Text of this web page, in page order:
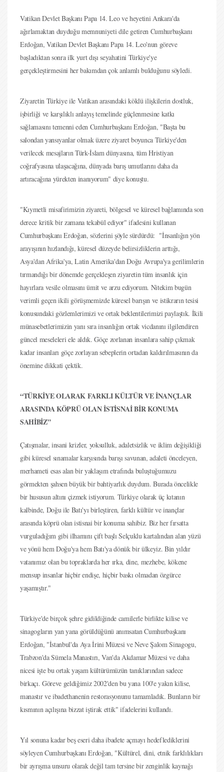
Vatikan Devlet Başkanı Papa 14. Leo ve heyetini Ankara'da
ağırlamaktan duyduğu memnuniyeti dile getiren Cumhurbaşkanı
Erdoğan, Vatikan Devlet Başkanı Papa 14. Leo'nun göreve
başladıktan sonra ilk yurt dışı seyahatini Türkiye'ye
gerçekleştirmesini her bakımdan çok anlamlı bulduğunu söyledi.
Ziyaretin Türkiye ile Vatikan arasındaki köklü ilişkilerin dostluk,
işbirliği ve karşılıklı anlayış temelinde güçlenmesine katkı
sağlamasını temenni eden Cumhurbaşkanı Erdoğan, "Başta bu
salondan yansıyanlar olmak üzere ziyaret boyunca Türkiye'den
verilecek mesajların Türk-İslam dünyasına, tüm Hristiyan
coğrafyasına ulaşacağına, dünyada barış umutlarını daha da
artıracağına yürekten inanıyorum" diye konuştu.
"Kıymetli misafirimizin ziyareti, bölgesel ve küresel bağlamında son
derece kritik bir zamana tekabül ediyor" ifadesini kullanan
Cumhurbaşkanı Erdoğan, sözlerini şöyle sürdürdü: "İnsanlığın yön
arayışının hızlandığı, küresel düzeyde belirsizliklerin arttığı,
Asya'dan Afrika'ya, Latin Amerika'dan Doğu Avrupa'ya gerilimlerin
tırmandığı bir dönemde gerçekleşen ziyaretin tüm insanlık için
hayırlara vesile olmasını ümit ve arzu ediyorum. Nitekim bugün
verimli geçen ikili görüşmemizde küresel barışın ve istikrarın tesisi
konusundaki gözlemlerimizi ve ortak beklentilerimizi paylaştık. İkili
münasebetlerimizin yanı sıra insanlığın ortak vicdanını ilgilendiren
güncel meseleleri ele aldık. Göçe zorlanan insanlara sahip çıkmak
kadar insanları göçe zorlayan sebeplerin ortadan kaldırılmasının da
önemine dikkati çektik.
“TÜRKİYE OLARAK FARKLI KÜLTÜR VE İNANÇLAR
ARASINDA KÖPRÜ OLAN İSTİSNAİ BİR KONUMA
SAHİBİZ”
Çatışmalar, insani krizler, yoksulluk, adaletsizlik ve iklim değişikliği
gibi küresel sınamalar karşısında barışı savunan, adaleti önceleyen,
merhameti esas alan bir yaklaşım etrafında buluştuğumuzu
görmekten şahsen büyük bir bahtiyarlık duydum. Burada öncelikle
bir hususun altını çizmek istiyorum. Türkiye olarak üç kıtanın
kalbinde, Doğu ile Batı'yı birleştiren, farklı kültür ve inançlar
arasında köprü olan istisnai bir konuma sahibiz. Biz her fırsatta
vurguladığım gibi ilhamını çift başlı Selçuklu kartalından alan yüzü
ve yönü hem Doğu'ya hem Batı'ya dönük bir ülkeyiz. Bin yıldır
vatanımız olan bu topraklarda her ırka, dine, mezhebe, kökene
mensup insanlar hiçbir endişe, hiçbir baskı olmadan özgürce
yaşamıştır."
Türkiye'de birçok şehre gidildiğinde camilerle birlikte kilise ve
sinagogların yan yana görüldüğünü anımsatan Cumhurbaşkanı
Erdoğan, "İstanbul'da Aya İrini Müzesi ve Neve Şalom Sinagogu,
Trabzon'da Sümela Manastırı, Van'da Akdamar Müzesi ve daha
nicesi işte bu ortak yaşam kültürümüzün tanıklarından sadece
birkaçı. Göreve geldiğimiz 2002'den bu yana 100'e yakın kilise,
manastır ve ibadethanenin restorasyonunu tamamladık. Bunların bir
kısmının açılışına bizzat iştirak ettik" ifadelerini kullandı.
Yıl sonuna kadar beş eseri daha ibadete açmayı hedeflediklerini
söyleyen Cumhurbaşkanı Erdoğan, "Kültürel, dini, etnik farklılıkları
bir ayrışma unsuru olarak değil tam tersine bir zenginlik kaynağı